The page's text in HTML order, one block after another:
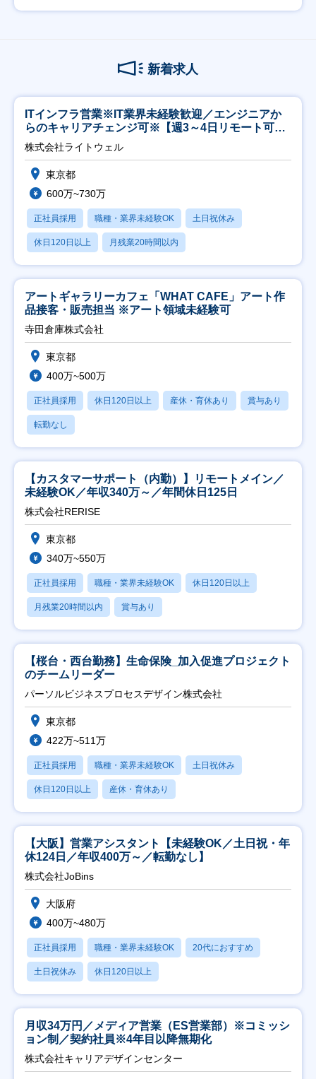
新着求人
ITインフラ営業※IT業界未経験歓迎／エンジニアか
らのキャリアチェンジ可※【週3～4日リモート可
能】
株式会社ライトウェル
東京都
600万~730万
正社員採用 職種・業界未経験OK 土日祝休み
休日120日以上 月残業20時間以内
アートギャラリーカフェ「WHAT CAFE」アート作
品接客・販売担当 ※アート領域未経験可
寺田倉庫株式会社
東京都
400万~500万
正社員採用 休日120日以上 産休・育休あり 賞与あり
転勤なし
【カスタマーサポート（内勤）】リモートメイン／
未経験OK／年収340万～／年間休日125日
株式会社RERISE
東京都
340万~550万
正社員採用 職種・業界未経験OK 休日120日以上
月残業20時間以内 賞与あり
【桜台・西台勤務】生命保険_加入促進プロジェクト
のチームリーダー
パーソルビジネスプロセスデザイン株式会社
東京都
422万~511万
正社員採用 職種・業界未経験OK 土日祝休み
休日120日以上 産休・育休あり
【大阪】営業アシスタント【未経験OK／土日祝・年
休124日／年収400万～／転勤なし】
株式会社JoBins
大阪府
400万~480万
正社員採用 職種・業界未経験OK 20代におすすめ
土日祝休み 休日120日以上
月収34万円／メディア営業（ES営業部）※コミッシ
ョン制／契約社員※4年目以降無期化
株式会社キャリアデザインセンター